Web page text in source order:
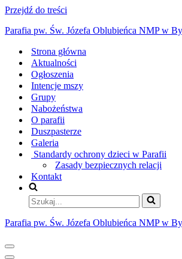
Przejdź do treści
Parafia pw. Św. Józefa Oblubieńca NMP w
Strona główna
Aktualności
Ogłoszenia
Intencje mszy
Grupy
Nabożeństwa
O parafii
Duszpasterze
Galeria
Standardy ochrony dzieci w Parafii
Zasady bezpiecznych relacji
Kontakt
Szukaj...
Parafia pw. Św. Józefa Oblubieńca NMP w
Menu